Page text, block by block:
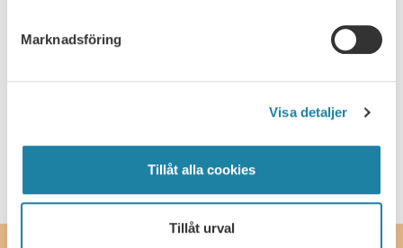
Marknadsföring
Visa detaljer
Tillåt alla cookies
Tillåt urval
Skrift
SULF i medierna